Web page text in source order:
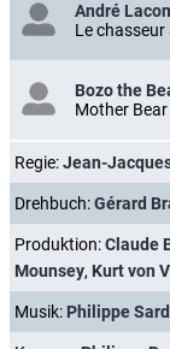
André
Le
Bozo the
Mother Bear
Regie:Jean-
Drehbuch:Gérard
Produktion:Claude
Mounsey, Kurt von
Musik: Philippe